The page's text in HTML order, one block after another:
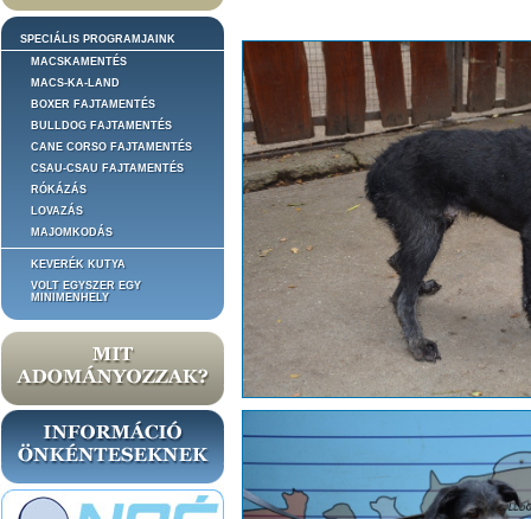
SPECIÁLIS PROGRAMJAINK
MACSKAMENTÉS
MACS-KA-LAND
BOXER FAJTAMENTÉS
BULLDOG FAJTAMENTÉS
CANE CORSO FAJTAMENTÉS
CSAU-CSAU FAJTAMENTÉS
RÓKÁZÁS
LOVAZÁS
MAJOMKODÁS
KEVERÉK KUTYA
VOLT EGYSZER EGY
MINIMENHELY